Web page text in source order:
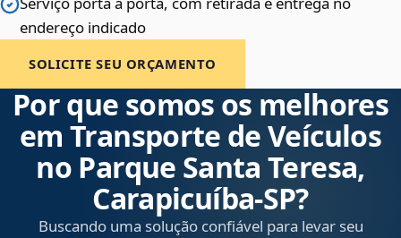
endereço indicado
SOLICITE SEU ORÇAMENTO
Por que somos os melhores
em Transporte de Veículos
no Parque Santa Teresa,
Carapicuíba‑SP?
Buscando uma solução confiável para levar seu